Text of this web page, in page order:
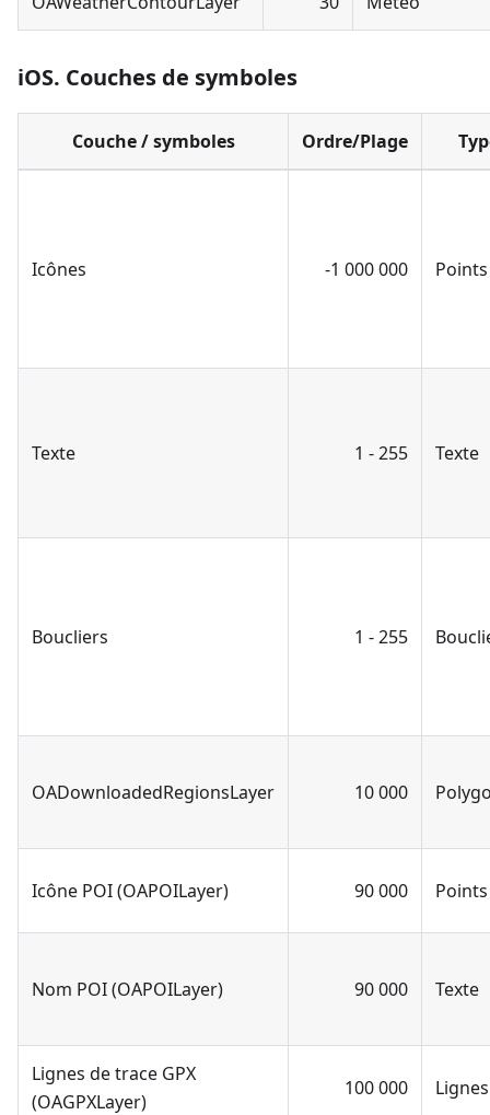
iOS. Couches de symboles
Couche / symboles Ordre/Plage
Icônes -1 000 000 Points
Texte 1 - 255 Texte
Boucliers 1 - 255
OADownloadedRegionsLayer 10 000
Icône POI (OAPOILayer) 90 000 Points
Nom POI (OAPOILayer) 90 000 Texte
Lignes de trace GPX
(OAGPXLayer)
100 000 Lignes